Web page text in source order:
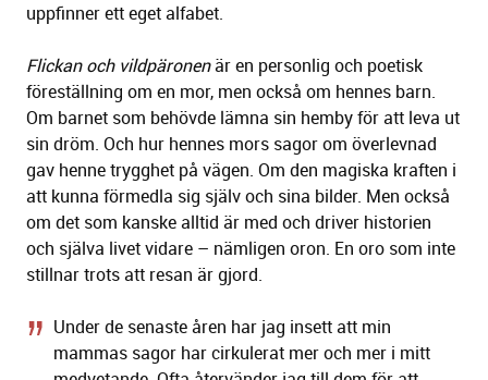
uppfinner ett eget alfabet.
Flickan och vildpäronenär en personlig och poetisk
föreställning om en mor, men också om hennes barn.
Om barnet som behövde lämna sin hemby för att leva ut
sin dröm. Och hur hennes mors sagor om överlevnad
gav henne trygghet på vägen. Om den magiska kraften i
att kunna förmedla sig själv och sina bilder. Men också
om det som kanske alltid är med och driver historien
och själva livet vidare – nämligen oron. En oro som inte
stillnar trots att resan är gjord.
Under de senaste åren har jag insett att min
mammas sagor har cirkulerat mer och mer i mitt